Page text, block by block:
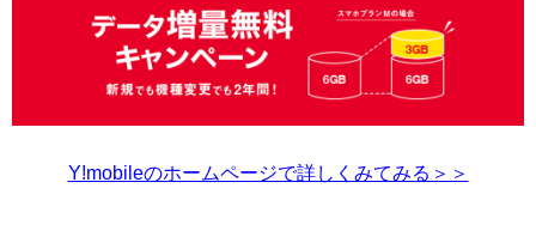
Y!mobileのホームページで詳しくみてみる＞＞